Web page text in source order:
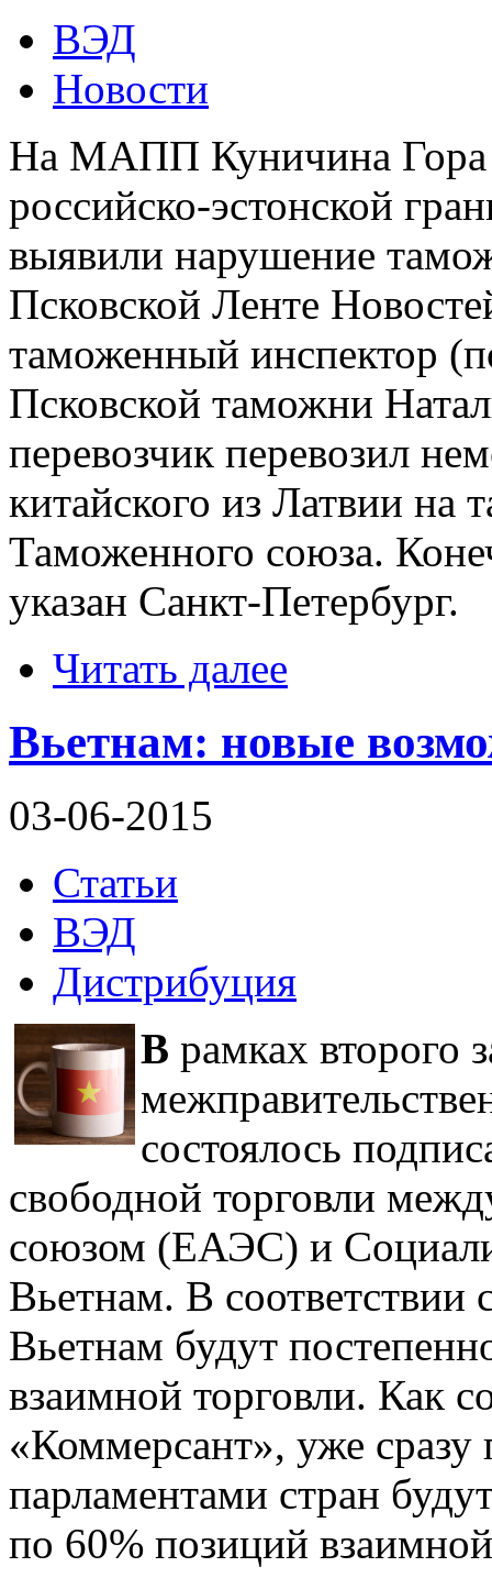
ВЭД
Новости
На МАПП Куничина Гора
российско-эстонской
выявили нарушение
Псковской Ленте
таможенный инспектор
Псковской таможни
перевозчик перевозил
китайского из Латвии
Таможенного союза.
указан Санкт-Петербург.
Читать далее
Вьетнам: новые
03-06-2015
Статьи
ВЭД
Дистрибуция
В рамках второго
состоялось
свободной торговли
союзом (ЕАЭС) и
Вьетнам. В
Вьетнам будут
взаимной торговли. Как
«Коммерсант», уже
парламентами стран
по 60% позиций